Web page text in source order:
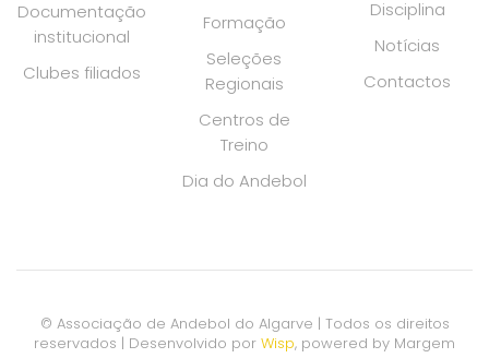
Documentação
institucional
Clubes filiados
Formação
Seleções
Regionais
Centros de
Treino
Dia do Andebol
Disciplina
Notícias
Contactos
© Associação de Andebol do Algarve | Todos os direitos
reservados | Desenvolvido por Wisp, powered by Margem